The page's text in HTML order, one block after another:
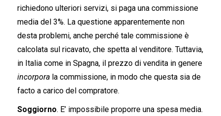
richiedono ulteriori servizi, si paga una commissione
media del 3%. La questione apparentemente non
desta problemi, anche perché tale commissione è
calcolata sul ricavato, che spetta al venditore. Tuttavia,
in Italia come in Spagna, il prezzo di vendita in genere
incorpora la commissione, in modo che questa sia de
facto a carico del compratore.
Soggiorno. E’ impossibile proporre una spesa media.